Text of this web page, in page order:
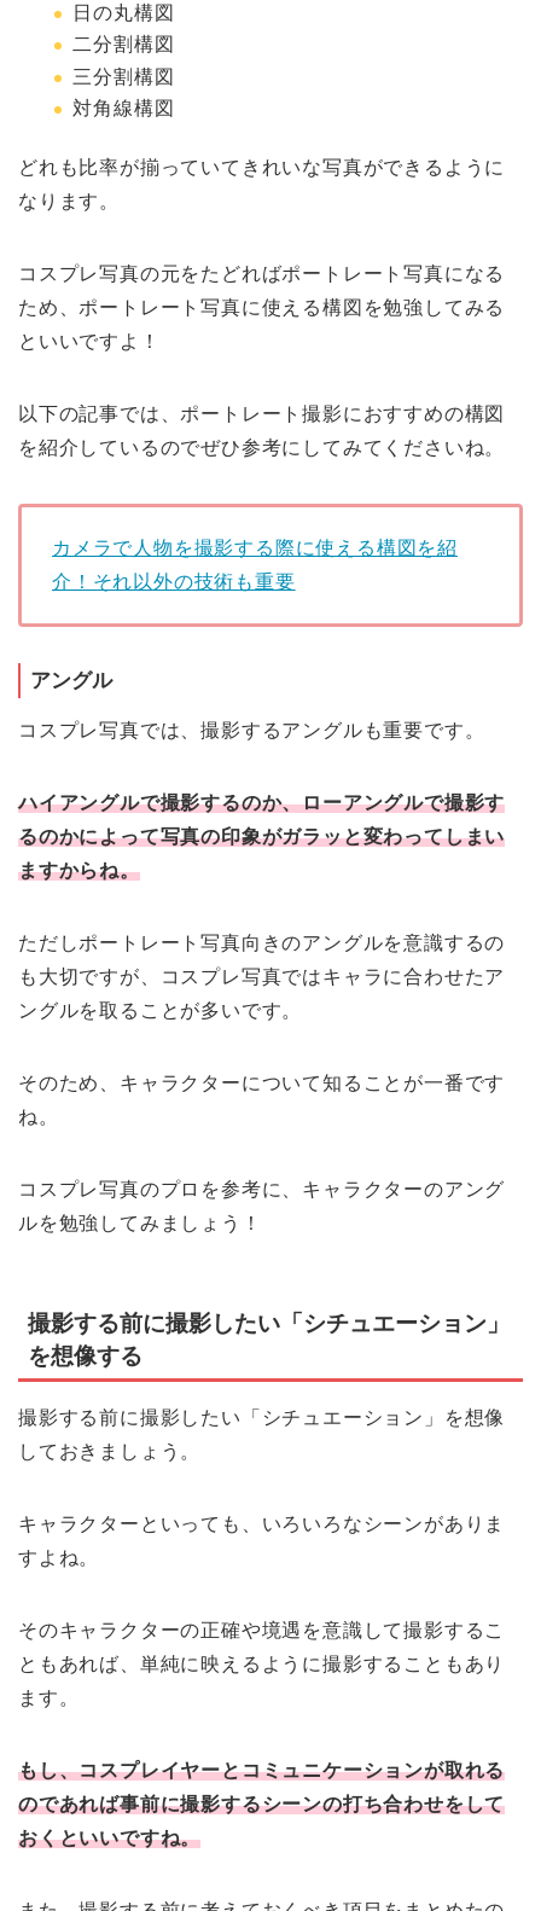
日の丸構図
二分割構図
三分割構図
対角線構図
どれも比率が揃っていてきれいな写真ができるように
なります。
コスプレ写真の元をたどればポートレート写真になる
ため、ポートレート写真に使える構図を勉強してみる
といいですよ！
以下の記事では、ポートレート撮影におすすめの構図
を紹介しているのでぜひ参考にしてみてくださいね。
カメラで人物を撮影する際に使える構図を紹
介！それ以外の技術も重要
アングル
コスプレ写真では、撮影するアングルも重要です。
ハイアングルで撮影するのか、ローアングルで撮影す
るのかによって写真の印象がガラッと変わってしまい
ますからね。
ただしポートレート写真向きのアングルを意識するの
も大切ですが、コスプレ写真ではキャラに合わせたア
ングルを取ることが多いです。
そのため、キャラクターについて知ることが一番です
ね。
コスプレ写真のプロを参考に、キャラクターのアング
ルを勉強してみましょう！
撮影する前に撮影したい「シチュエーション」
を想像する
撮影する前に撮影したい「シチュエーション」を想像
しておきましょう。
キャラクターといっても、いろいろなシーンがありま
すよね。
そのキャラクターの正確や境遇を意識して撮影するこ
ともあれば、単純に映えるように撮影することもあり
ます。
もし、コスプレイヤーとコミュニケーションが取れる
のであれば事前に撮影するシーンの打ち合わせをして
おくといいですね。